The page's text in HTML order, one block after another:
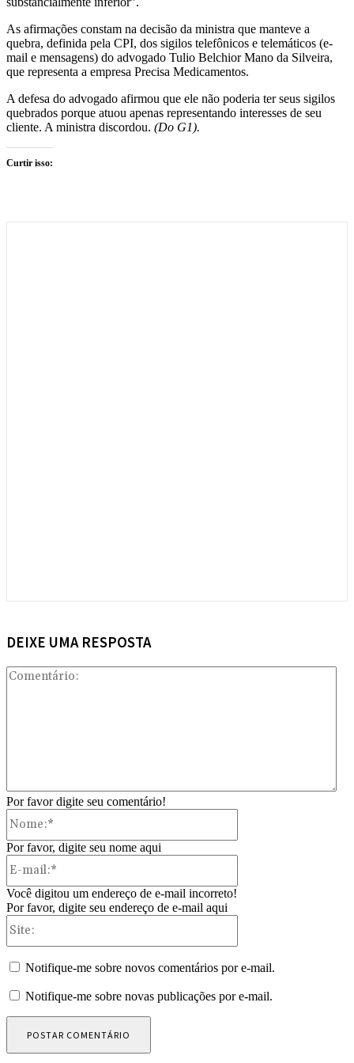
As afirmações constam na decisão da ministra que manteve a
quebra, definida pela CPI, dos sigilos telefônicos e telemáticos (e-
mail e mensagens) do advogado Tulio Belchior Mano da Silveira,
que representa a empresa Precisa Medicamentos.
A defesa do advogado afirmou que ele não poderia ter seus sigilos
quebrados porque atuou apenas representando interesses de seu
cliente. A ministra discordou. (Do G1).
Curtir isso:
DEIXE UMA RESPOSTA
Por favor digite seu comentário!
Por favor, digite seu nome aqui
Você digitou um endereço de e-mail incorreto!
Por favor, digite seu endereço de e-mail aqui
Notifique-me sobre novos comentários por e-mail.
Notifique-me sobre novas publicações por e-mail.